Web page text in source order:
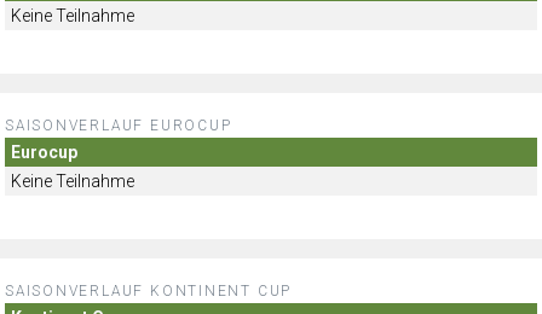
Keine Teilnahme
SAISONVERLAUF EUROCUP
Eurocup
Keine Teilnahme
SAISONVERLAUF KONTINENT CUP